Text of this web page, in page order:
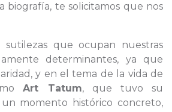
biografía, te solicitamos que nos
sutilezas que ocupan nuestras
determinantes, ya que
y en el tema de la vida de
Art Tatum, que tuvo su
momento histórico concreto,